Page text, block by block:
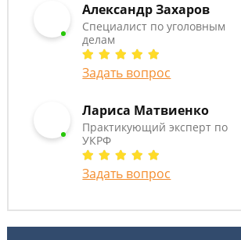
Александр Захаров
Специалист по уголовным
делам
Задать вопрос
Лариса Матвиенко
Практикующий эксперт по
УКРФ
Задать вопрос